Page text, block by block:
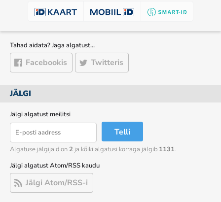
Tahad aidata? Jaga algatust…
Facebookis Twitteris
JÄLGI
Jälgi algatust meilitsi
Telli
Algatuse jälgijaid on 2 ja kõiki algatusi korraga jälgib 1131.
Jälgi algatust Atom/RSS kaudu
Jälgi Atom/RSS-i